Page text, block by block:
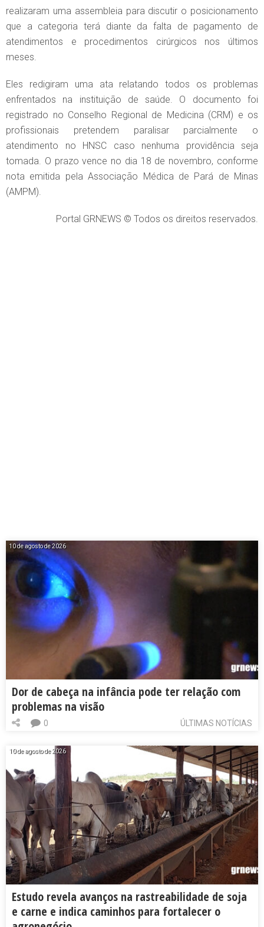
realizaram uma assembleia para discutir o posicionamento
que a categoria terá diante da falta de pagamento de
atendimentos e procedimentos cirúrgicos nos últimos
meses.
Eles redigiram uma ata relatando todos os problemas
enfrentados na instituição de saúde. O documento foi
registrado no Conselho Regional de Medicina (CRM) e os
profissionais pretendem paralisar parcialmente o
atendimento no HNSC caso nenhuma providência seja
tomada. O prazo vence no dia 18 de novembro, conforme
nota emitida pela Associação Médica de Pará de Minas
(AMPM).
Portal GRNEWS © Todos os direitos reservados.
10 de agosto de 2026
Dor de cabeça na infância pode ter relação com
problemas na visão
ÚLTIMAS NOTÍCIAS
0
10 de agosto de 2026
Estudo revela avanços na rastreabilidade de soja
e carne e indica caminhos para fortalecer o